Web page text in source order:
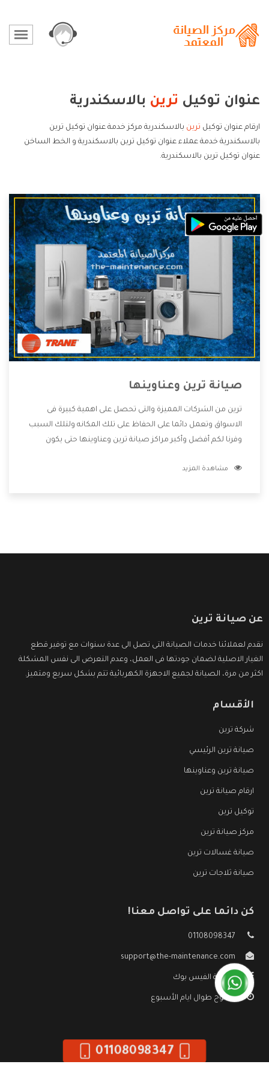
عنوان توكيل ترين بالاسكندرية
ارقام عنوان توكيل ترين بالاسكندرية مركز خدمة عنوان توكيل ترين
بالاسكندرية خدمة عملاء عنوان توكيل ترين بالاسكندرية و الخط الساخن
عنوان توكيل ترين بالاسكندرية.
صيانة ترين وعناوينها
ترين من الشركات المميزة والتى تحصل على اهمية كبيرة فى
الاسواق وتعمل دائما على الحفاظ على تلك المكانه ولتلك السبب
وفرنا لكم أفضل وأكبر مراكز صيانة ترين وعناوينها حتى يكون
دون اى ازعاج كما أننا نهتم بكل ما يحتاجه المستهلك لكى نحافظ
مشاهدة المزيد
عن صيانة ترين
نقدم لعملائنا خدمات الصيانة التى تصل الى عدة سنوات مع توفير قطع
الغيار الاصلية لضمان جودتها فى العمل، وعدم التعرض الى نفس المشكلة
اكثر من مرة، الصيانة لجميع الاجهزة الكهربائية تتم بشكل سريع ومتميز.
الأقسام
شركة ترين
صيانة ترين الرئيسي
صيانة ترين وعناوينها
ارقام صيانة ترين
توكيل ترين
مركز صيانة ترين
صيانة غسالات ترين
صيانة ثلاجات ترين
كن دائما على تواصل معنا!
01108098347
support@the-maintenance.com
صفحة الفيس بوك
مفتوح طوال ايام الأسبوع
01108098347